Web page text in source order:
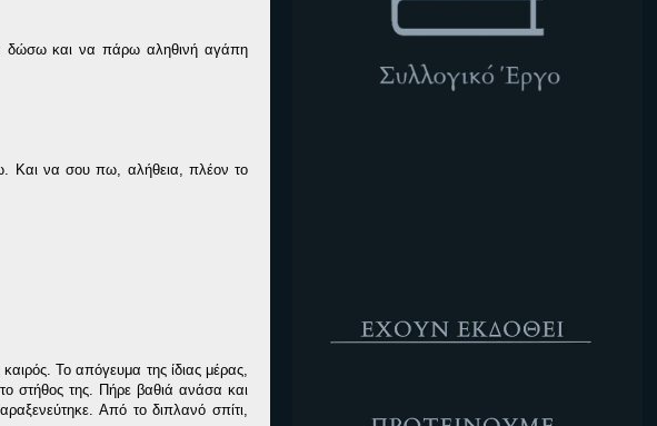
δώσω και να πάρω αληθινή αγάπη
Και να σου πω, αλήθεια, πλέον το
Το απόγευμα της ίδιας μέρας,
στήθος της. Πήρε βαθιά ανάσα και
Από το διπλανό σπίτι,